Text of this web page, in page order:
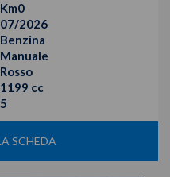
Km0
07/2026
Benzina
Manuale
Rosso
1199 cc
5
SCHEDA